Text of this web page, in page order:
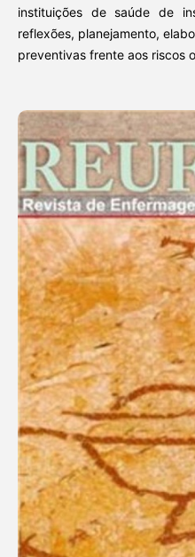
instituições de saúde de
reflexões, planejamento,
preventivas frente aos riscos